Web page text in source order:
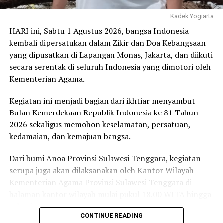
terus mulai dari satuan pendidikan selanjutnya adalah
Sekolah Dasar, kemudian Sekolah Menengah Pertama
sehingga akan membentuk pola dan kebiasaan.
Sedangkan Kadis Kesehatan dr Lukman, SP.PD
mengungkapkan, perhitungan kalori akan dilakukan
pada uji coba selanjutnya, dalam hitungan berkisar
anak-anak.
Kemudian, selanjutnya yang menjadi pegangan adalah
bagaimana pangan lokal yang bergizi, protein hewani
Penulis : Icha
Pemkot Baubau Uji Coba
Kendalikan Inflasi 2025-2027,
Kadek Yogiarta
HARI ini, Sabtu 1 Agustus 2026, bangsa Indonesia
kembali dipersatukan dalam Zikir dan Doa Kebangsaan
yang dipusatkan di Lapangan Monas, Jakarta, dan diikuti
secara serentak di seluruh Indonesia yang dimotori oleh
Kementerian Agama.
Kegiatan ini menjadi bagian dari ikhtiar menyambut
Bulan Kemerdekaan Republik Indonesia ke 81 Tahun
2026 sekaligus memohon keselamatan, persatuan,
kedamaian, dan kemajuan bangsa.
Dari bumi Anoa Provinsi Sulawesi Tenggara, kegiatan
serupa juga akan dilaksanakan oleh Kantor Wilayah
Kementerian Agama Provinsi Sulawesi Tenggara di
CONTINUE READING